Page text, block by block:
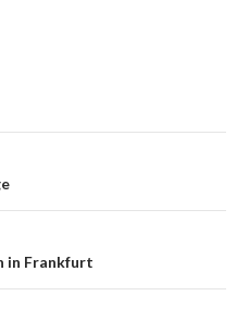
in Frankfurt